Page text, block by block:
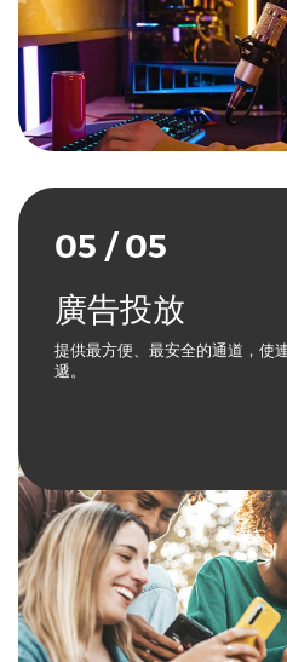
05 / 05
廣告投放
提供最方便、最安全的通道，使
遞。